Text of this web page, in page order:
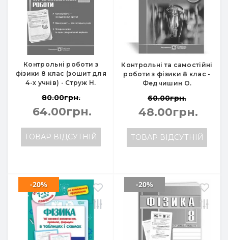
Контрольні роботи з
фізики 8 клас (зошит для
4-х учнів) - Струж Н.
80.00грн.
64.00грн.
ТОВАР ВІДСУТНІЙ
Контрольні та самостійні
роботи з фізики 8 клас -
Федчишин О.
60.00грн.
48.00грн.
ТОВАР ВІДСУТНІЙ
-20% -20%